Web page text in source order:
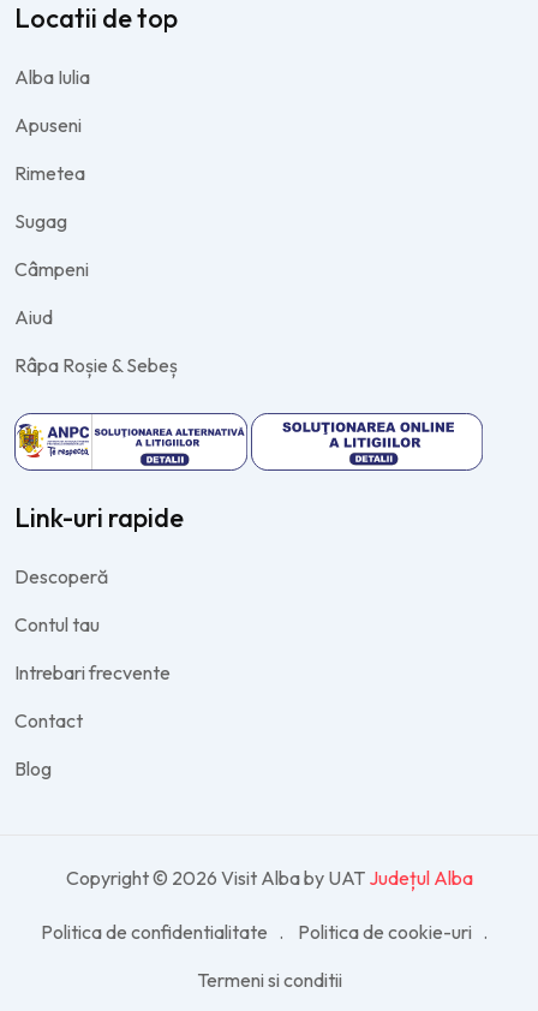
Locatii de top
Alba Iulia
Apuseni
Rimetea
Sugag
Câmpeni
Aiud
Râpa Roșie & Sebeș
Link-uri rapide
Descoperă
Contul tau
Intrebari frecvente
Contact
Blog
Copyright © 2026 Visit Alba by UAT Județul Alba
Politica de confidentialitate
Politica de cookie-uri
Termeni si conditii